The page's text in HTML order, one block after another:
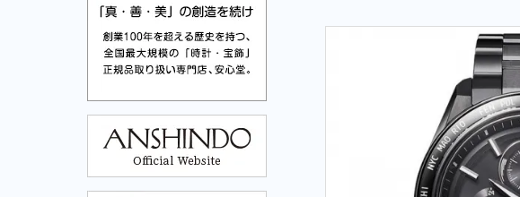
GARMIN-ガーミン-
FREDERIQUE CONSTANT-
フレデリック・コンスタント-
CITIZEN-シチズン-
SEIKO-セイコー-
Cuervo y Sobrinos-クエル
ボ・イ・ソブリノス-
GARMIN-ガーミン-
FREDERIQUE CONSTANT-フレデリック・コンスタント-
CAMPANOLA-カンパノラ-
CITIZEN-シチズン-
SEIKO-セイコー-
Cuervo y Sobrinos-クエルボ・イ・ソブリノス-